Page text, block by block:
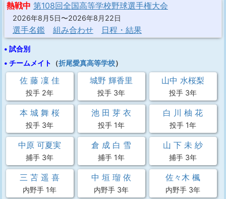
熱戦中 第108回全国高等学校野球選手権大会
2026年8月5日〜2026年8月22日
選手名鑑 組み合わせ 日程・結果
• 試合別
• チームメイト
（折尾愛真高等学校）
佐 藤 凜 佳
投手 2年
城野 輝香里
投手 3年
山中 水桜梨
投手 3年
本 城 舞 桜
投手 3年
池 田 芽 衣
投手 1年
白 川 柚 花
投手 1年
中原 可夏実
捕手 3年
倉 成 白 雪
捕手 1年
山 下 未 紗
捕手 3年
三 苫 遥 喜
内野手 1年
中 垣 瑠 依
内野手 3年
佐々木 楓
内野手 3年